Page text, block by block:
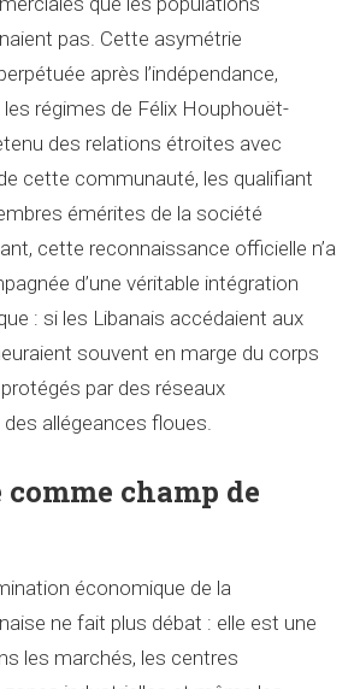
pas. Cette asymétrie
après l’indépendance,
régimes de Félix Houphouët-
des relations étroites avec
cette communauté, les qualifiant
émérites de la société
cette reconnaissance officielle n’a
d’une véritable intégration
: si les Libanais accédaient aux
souvent en marge du corps
par des réseaux
allégeances floues.
comme champ de
économique de la
ne fait plus débat : elle est une
les marchés, les centres